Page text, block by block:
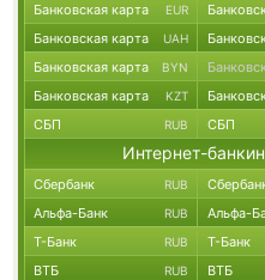
Банковская карта EUR
Банковская карта UAH
Банковская карта BYN
Банковская карта KZT
СБП RUB СБП
Интернет-
Сбербанк RUB
Альфа-Банк RUB Альфа-
Т-Банк RUB Т-Банк
ВТБ RUB ВТБ